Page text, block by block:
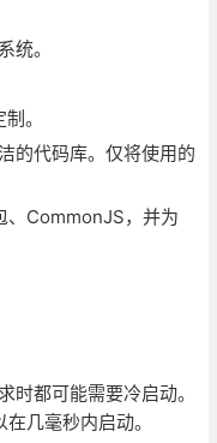
统。
。
的代码库。仅将使用的
、CommonJS，并为
时都可能需要冷启动。
几毫秒内启动。